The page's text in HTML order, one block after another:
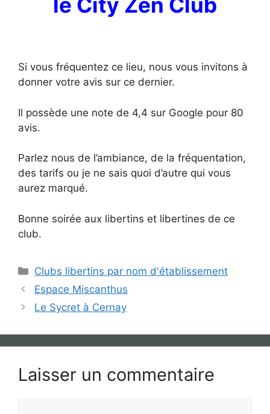
Si vous fréquentez ce lieu, nous vous invitons à
donner votre avis sur ce dernier.
Il possède une note de 4,4 sur Google pour 80
avis.
Parlez nous de l’ambiance, de la fréquentation,
des tarifs ou je ne sais quoi d’autre qui vous
aurez marqué.
Bonne soirée aux libertins et libertines de ce
club.
Catégories
Clubs libertins par nom d'établissement
Espace Miscanthus
Le Sycret à Cernay
Laisser un commentaire